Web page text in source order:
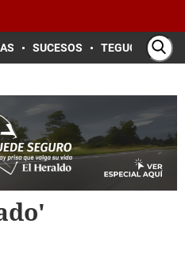
SUCESOS TEGUCIGALPA